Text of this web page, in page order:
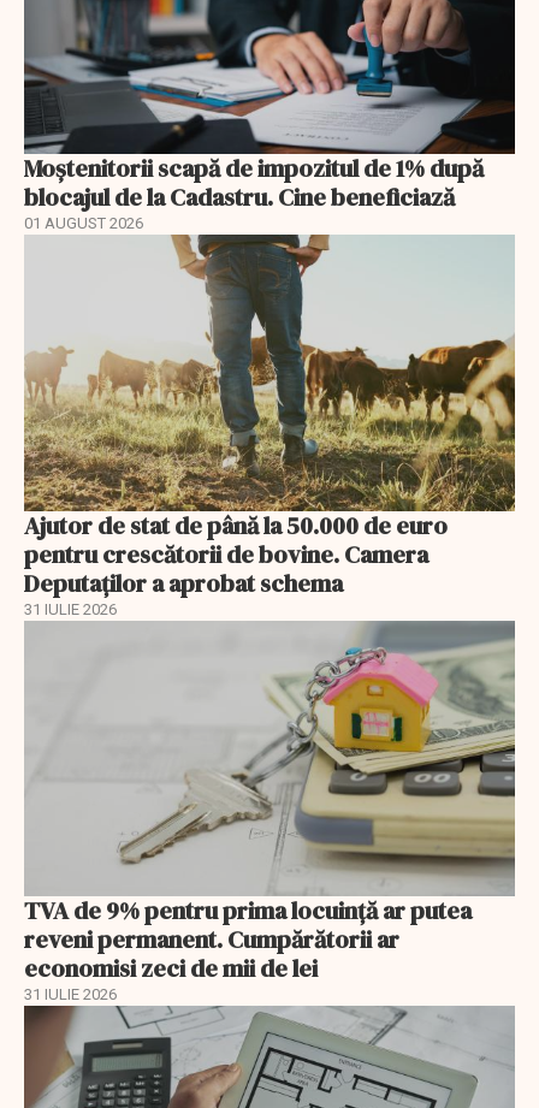
Moștenitorii scapă de impozitul de 1% după
blocajul de la Cadastru. Cine beneficiază
01 AUGUST 2026
Ajutor de stat de până la 50.000 de euro
pentru crescătorii de bovine. Camera
Deputaților a aprobat schema
31 IULIE 2026
TVA de 9% pentru prima locuință ar putea
reveni permanent. Cumpărătorii ar
economisi zeci de mii de lei
31 IULIE 2026